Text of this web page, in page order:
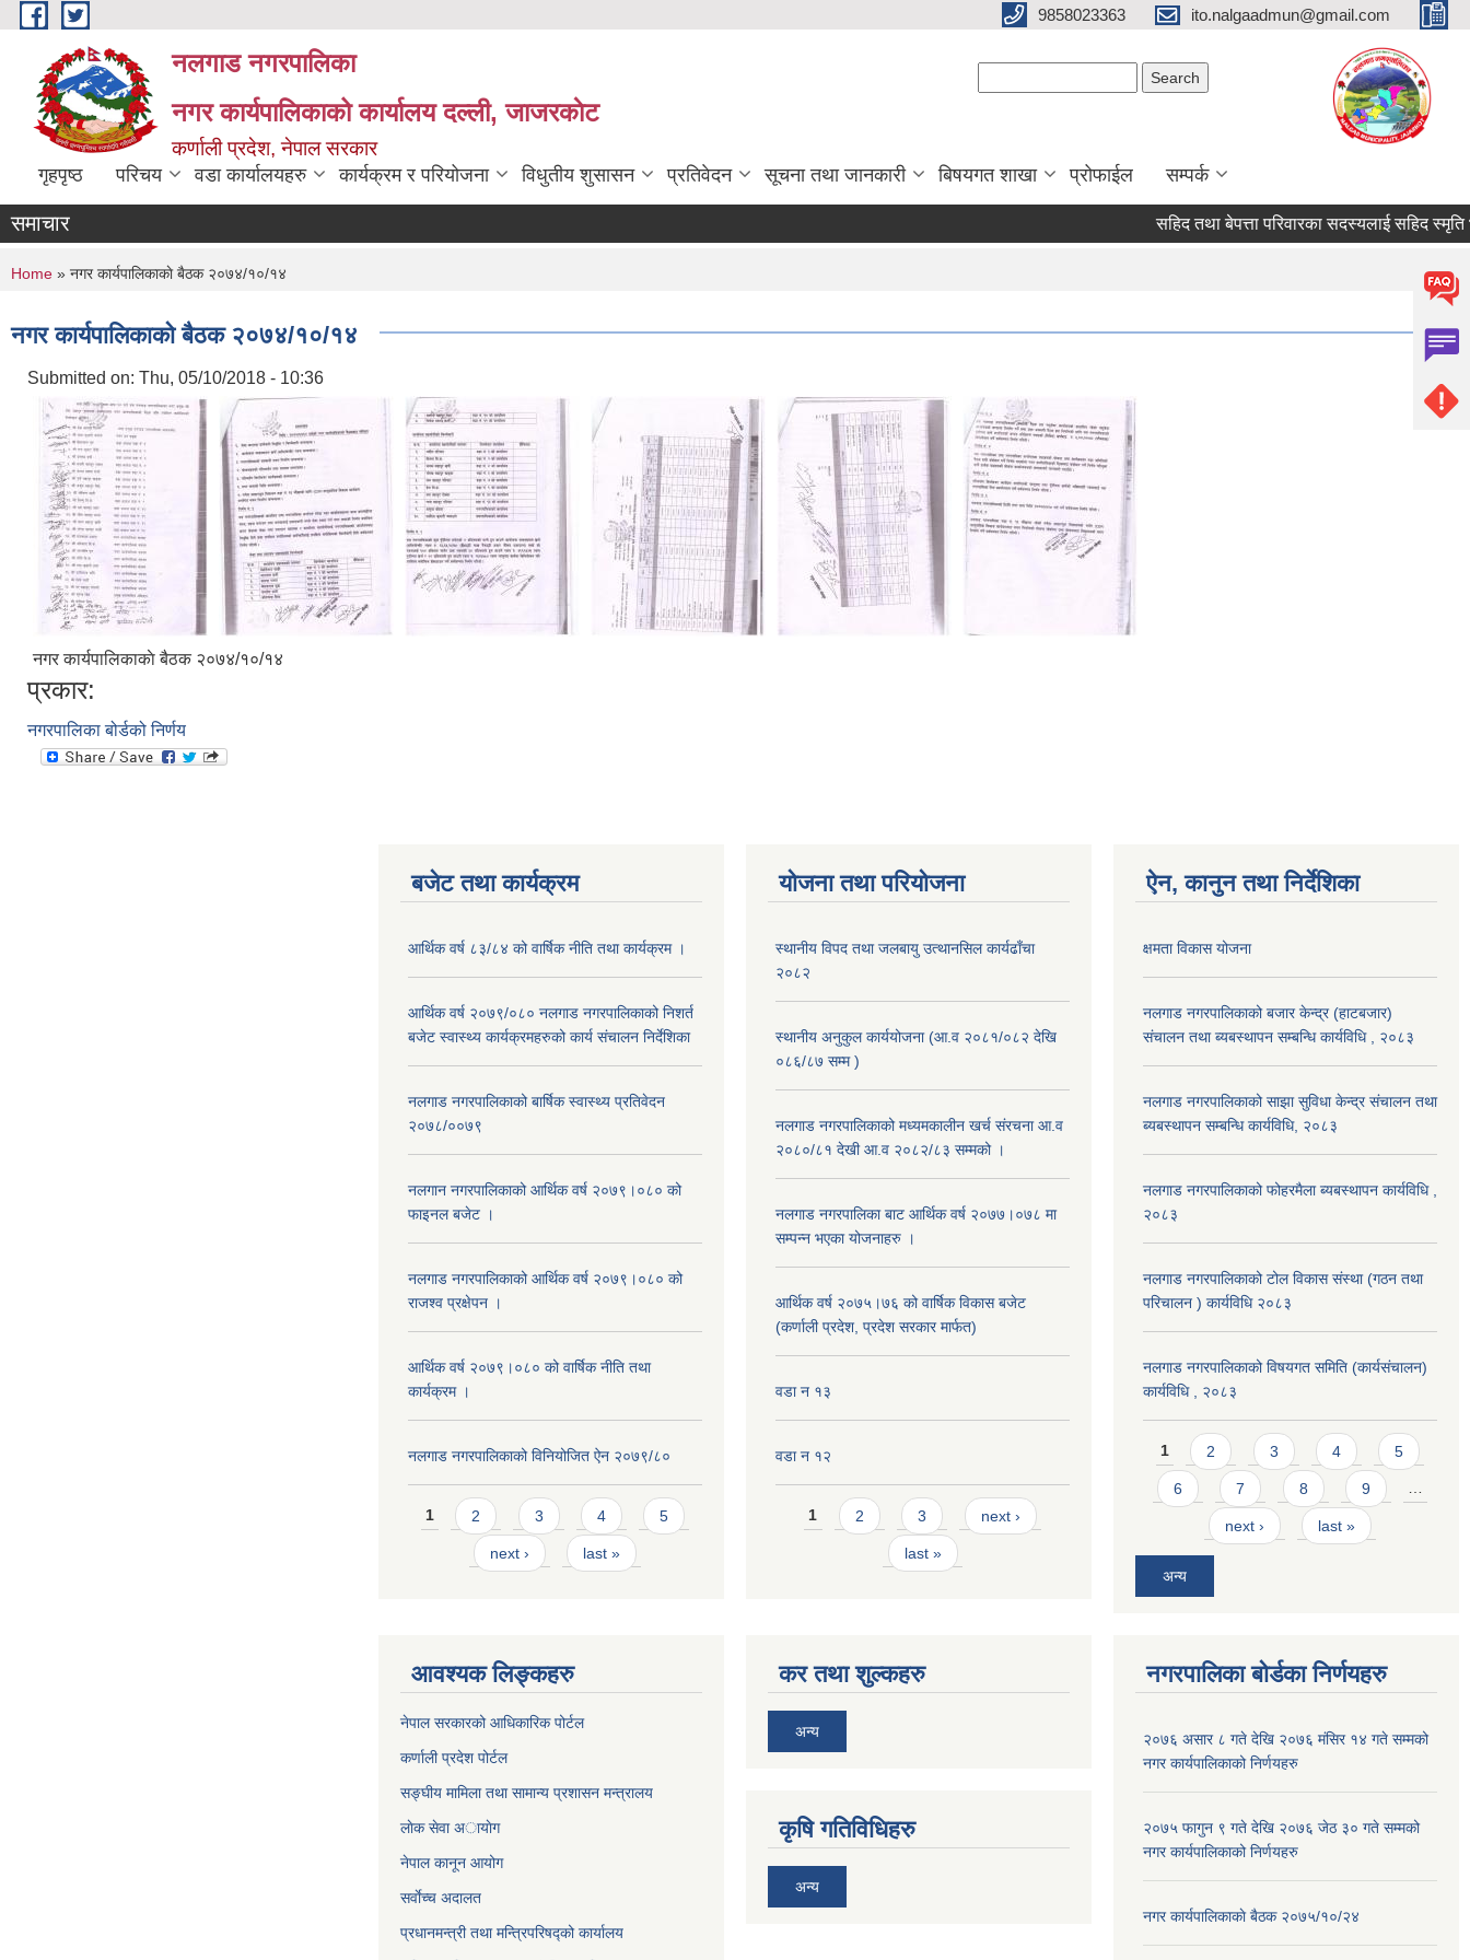
Skip to main content 9858023363 ito.nalgaadmun@gmail.com
नलगाड नगरपालिका
नगर कार्यपालिकाको कार्यालय दल्ली, जाजरकाेट
कर्णाली प्रदेश, नेपाल सरकार
गृहपृष्ठ परिचय वडा कार्यालयहरु कार्यक्रम र परियोजना विधुतीय शुसासन प्रतिवेदन सूचना तथा जानकारी बिषयगत शाखा प्रोफाईल सम्पर्क
समाचार सहिद तथा बेपत्ता परिवारका सदस्यलाई सहिद स्मृति भत्ता
You are here
Home » नगर कार्यपालिकाकाे बैठक २०७४/१०/१४
नगर कार्यपालिकाकाे बैठक २०७४/१०/१४
Submitted on: Thu, 05/10/2018 - 10:36
नगर कार्यपालिकाकाे बैठक २०७४/१०/१४
प्रकार:
नगरपालिका बोर्डको निर्णय
बजेट तथा कार्यक्रम
आर्थिक वर्ष ८३/८४ को वार्षिक नीति तथा कार्यक्रम ।
आर्थिक वर्ष २०७९/०८० नलगाड नगरपालिकाको निशर्त
बजेट स्वास्थ्य कार्यक्रमहरुको कार्य संचालन निर्देशिका
नलगाड नगरपालिकाको बार्षिक स्वास्थ्य प्रतिवेदन
२०७८/००७९
नलगान नगरपालिकाको आर्थिक वर्ष २०७९।०८० को
फाइनल बजेट ।
नलगाड नगरपालिकाको आर्थिक वर्ष २०७९।०८० को
राजश्व प्रक्षेपन ।
आर्थिक वर्ष २०७९।०८० को वार्षिक नीति तथा
कार्यक्रम ।
नलगाड नगरपालिकाको विनियोजित ऐन २०७९/८०
Pages
1 2 3 4 5
next › last »
योजना तथा परियोजना
स्थानीय विपद तथा जलबायु उत्थानसिल कार्यढाँचा
२०८२
स्थानीय अनुकुल कार्ययोजना (आ.व २०८१/०८२ देखि
०८६/८७ सम्म )
नलगाड नगरपालिकाको मध्यमकालीन खर्च संरचना आ.व
२०८०/८१ देखी आ.व २०८२/८३ सम्मको ।
नलगाड नगरपालिका बाट आर्थिक वर्ष २०७७।०७८ मा
सम्पन्न भएका योजनाहरु ।
आर्थिक वर्ष २०७५।७६ को वार्षिक विकास बजेट
(कर्णाली प्रदेश, प्रदेश सरकार मार्फत)
वडा न १३
वडा न १२
Pages
1 2 3 next ›
last »
ऐन, कानुन तथा निर्देशिका
क्षमता विकास योजना
नलगाड नगरपालिकाको बजार केन्द्र (हाटबजार)
संचालन तथा ब्यबस्थापन सम्बन्धि कार्यविधि , २०८३
नलगाड नगरपालिकाको साझा सुविधा केन्द्र संचालन तथा
ब्यबस्थापन सम्बन्धि कार्यविधि, २०८३
नलगाड नगरपालिकाको फोहरमैला ब्यबस्थापन कार्यविधि ,
२०८३
नलगाड नगरपालिकाको टोल विकास संस्था (गठन तथा
परिचालन ) कार्यविधि २०८३
नलगाड नगरपालिकाको विषयगत समिति (कार्यसंचालन)
कार्यविधि , २०८३
Pages
1 2 3 4 5
6 7 8 9 …
next › last »
अन्य
आवश्यक लिङ्कहरु
नेपाल सरकारको आधिकारिक पोर्टल
कर्णाली प्रदेश पोर्टल
सङ्घीय मामिला तथा सामान्य प्रशासन मन्त्रालय
लाेक सेवा अायाेग
नेपाल कानून आयोग
सर्वाेच्च अदालत
प्रधानमन्त्री तथा मन्त्रिपरिषद्को कार्यालय
कर तथा शुल्कहरु
अन्य
कृषि गतिविधिहरु
अन्य
नगरपालिका बोर्डका निर्णयहरु
२०७६ असार ८ गते देखि २०७६ मंसिर १४ गते सम्मको
नगर कार्यपालिकाको निर्णयहरु
२०७५ फागुन ९ गते देखि २०७६ जेठ ३० गते सम्मको
नगर कार्यपालिकाको निर्णयहरु
नगर कार्यपालिकाकाे बैठक २०७५/१०/२४